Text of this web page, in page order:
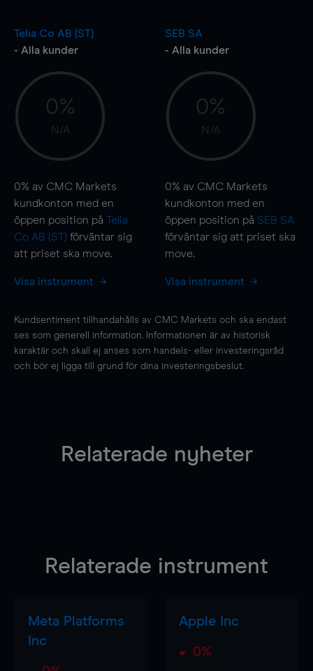
Telia Co AB (ST)
- Alla kunder
0%
N/A
0% av CMC Markets
kundkonton med en
öppen position på Telia
Co AB (ST) förväntar sig
att priset ska move.
Visa instrument
SEB SA
- Alla kunder
0%
N/A
0% av CMC Markets
kundkonton med en
öppen position på SEB SA
förväntar sig att priset ska
move.
Visa instrument
Kundsentiment tillhandahålls av CMC Markets och ska endast
ses som generell information. Informationen är av historisk
karaktär och skall ej anses som handels- eller investeringsråd
och bör ej ligga till grund för dina investeringsbeslut.
Relaterade nyheter
Relaterade instrument
Meta Platforms
Inc
Apple Inc
0%